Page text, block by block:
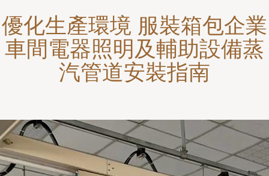
優化生產環境 服裝箱包企業
車間電器照明及輔助設備蒸
汽管道安裝指南